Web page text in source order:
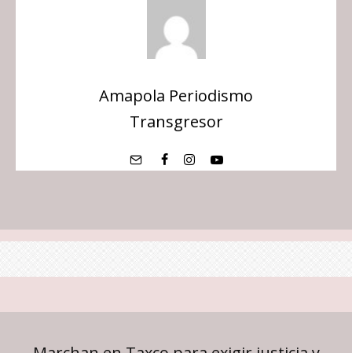
Amapola Periodismo
Transgresor